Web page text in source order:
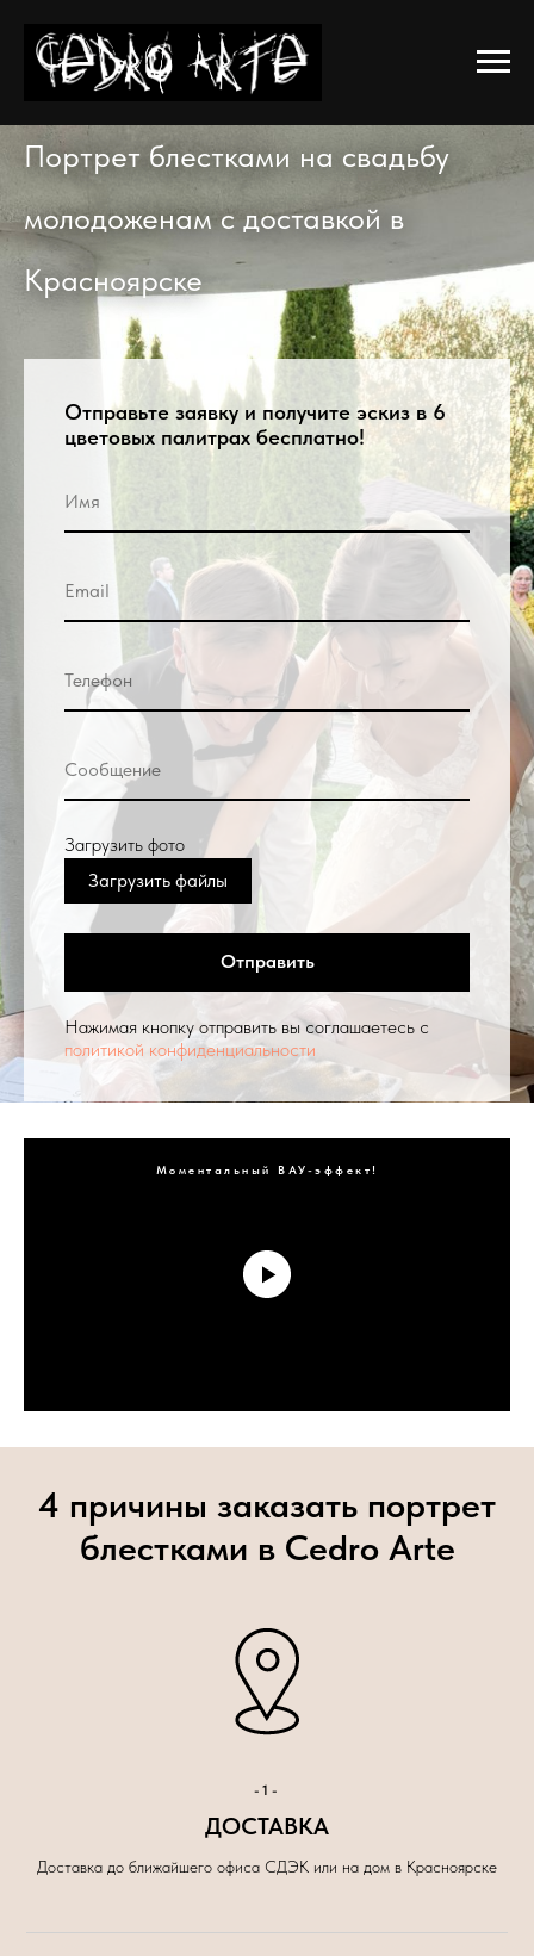
Портрет блестками на свадьбу
молодоженам с доставкой в
Красноярске
Отправьте заявку и получите эскиз в 6
цветовых палитрах бесплатно!
Загрузить фото
Загрузить файлы
Отправить
Нажимая кнопку отправить вы соглашаетесь с
политикой конфиденциальности
Моментальный ВАУ-эффект!
4 причины заказать портрет
блестками в Cedro Arte
-1-
ДОСТАВКА
Доставка до ближайшего офиса СДЭК или на дом в Красноярске